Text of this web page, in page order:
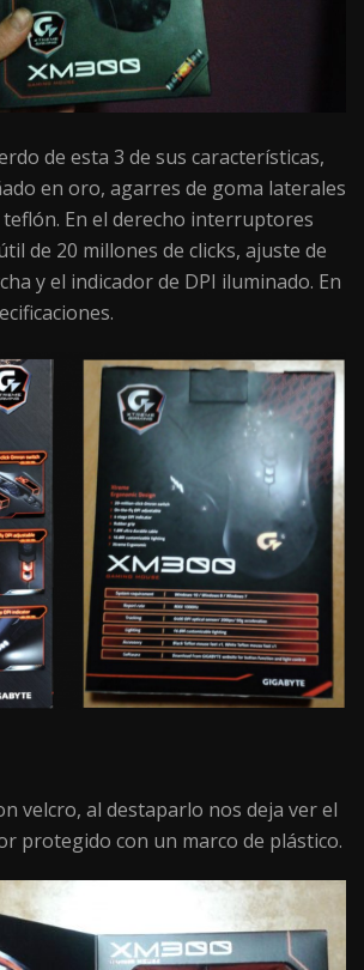
de esta 3 de sus características,
en oro, agarres de goma laterales
teflón. En el derecho interruptores
de 20 millones de clicks, ajuste de
y el indicador de DPI iluminado. En
velcro, al destaparlo nos deja ver el
protegido con un marco de plástico.